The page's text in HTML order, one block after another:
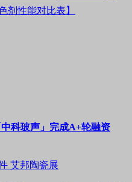
剂性能对比表】
科玻声」完成A+轮融资
艾邦陶瓷展